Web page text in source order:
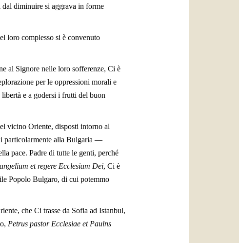
dal diminuire si aggrava in forme
loro complesso si è convenuto
al Signore nelle loro sofferenze, Ci è
per le oppressioni morali e
e a godersi i frutti del buon
vicino Oriente, disposti intorno al
particolarmente alla Bulgaria —
pace. Padre di tutte le genti, perché
et regere Ecclesiam Dei, Ci è
Popolo Bulgaro, di cui potemmo
che Ci trasse da Sofia ad Istanbul,
Petrus pastor Ecclesiae et Paulns